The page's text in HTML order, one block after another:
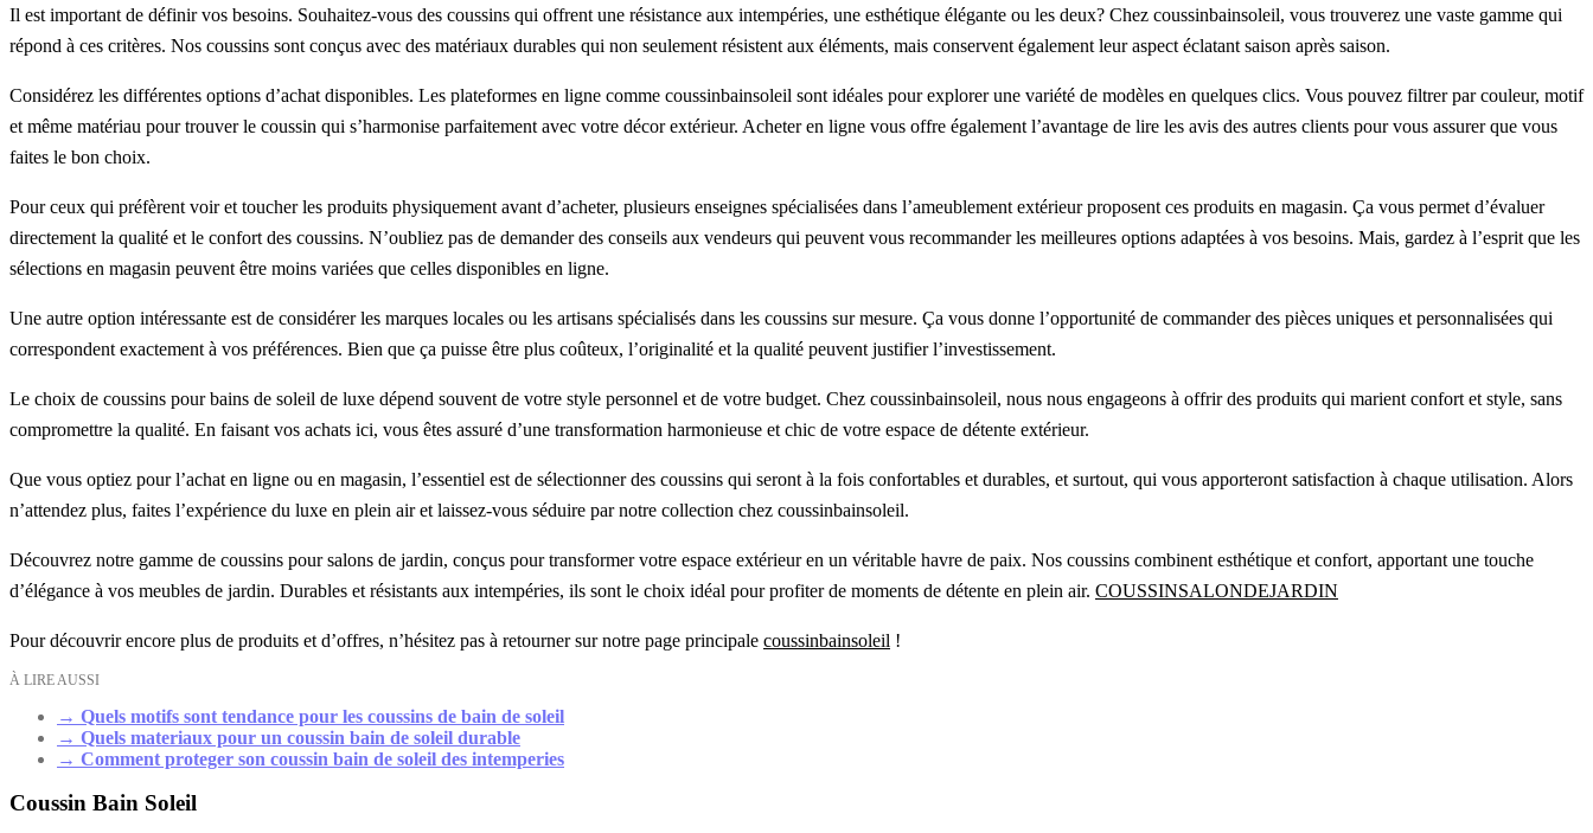
Il est important de définir vos besoins. Souhaitez-vous des coussins qui offrent une résistance aux intempéries, une esthétique élégante ou les deux? Chez coussinbainsoleil, vous trouverez une vaste gamme qui
répond à ces critères. Nos coussins sont conçus avec des matériaux durables qui non seulement résistent aux éléments, mais conservent également leur aspect éclatant saison après saison.
Considérez les différentes options d’achat disponibles. Les plateformes en ligne comme coussinbainsoleil sont idéales pour explorer une variété de modèles en quelques clics. Vous pouvez filtrer par couleur, motif
et même matériau pour trouver le coussin qui s’harmonise parfaitement avec votre décor extérieur. Acheter en ligne vous offre également l’avantage de lire les avis des autres clients pour vous assurer que vous
faites le bon choix.
Pour ceux qui préfèrent voir et toucher les produits physiquement avant d’acheter, plusieurs enseignes spécialisées dans l’ameublement extérieur proposent ces produits en magasin. Ça vous permet d’évaluer
directement la qualité et le confort des coussins. N’oubliez pas de demander des conseils aux vendeurs qui peuvent vous recommander les meilleures options adaptées à vos besoins. Mais, gardez à l’esprit que les
sélections en magasin peuvent être moins variées que celles disponibles en ligne.
Une autre option intéressante est de considérer les marques locales ou les artisans spécialisés dans les coussins sur mesure. Ça vous donne l’opportunité de commander des pièces uniques et personnalisées qui
correspondent exactement à vos préférences. Bien que ça puisse être plus coûteux, l’originalité et la qualité peuvent justifier l’investissement.
Le choix de coussins pour bains de soleil de luxe dépend souvent de votre style personnel et de votre budget. Chez coussinbainsoleil, nous nous engageons à offrir des produits qui marient confort et style, sans
compromettre la qualité. En faisant vos achats ici, vous êtes assuré d’une transformation harmonieuse et chic de votre espace de détente extérieur.
Que vous optiez pour l’achat en ligne ou en magasin, l’essentiel est de sélectionner des coussins qui seront à la fois confortables et durables, et surtout, qui vous apporteront satisfaction à chaque utilisation. Alors
n’attendez plus, faites l’expérience du luxe en plein air et laissez-vous séduire par notre collection chez coussinbainsoleil.
Découvrez notre gamme de coussins pour salons de jardin, conçus pour transformer votre espace extérieur en un véritable havre de paix. Nos coussins combinent esthétique et confort, apportant une touche
d’élégance à vos meubles de jardin. Durables et résistants aux intempéries, ils sont le choix idéal pour profiter de moments de détente en plein air. COUSSINSALONDEJARDIN
Pour découvrir encore plus de produits et d’offres, n’hésitez pas à retourner sur notre page principale coussinbainsoleil !
À LIRE AUSSI
→ Quels motifs sont tendance pour les coussins de bain de soleil
→ Quels materiaux pour un coussin bain de soleil durable
→ Comment proteger son coussin bain de soleil des intemperies
Coussin Bain Soleil